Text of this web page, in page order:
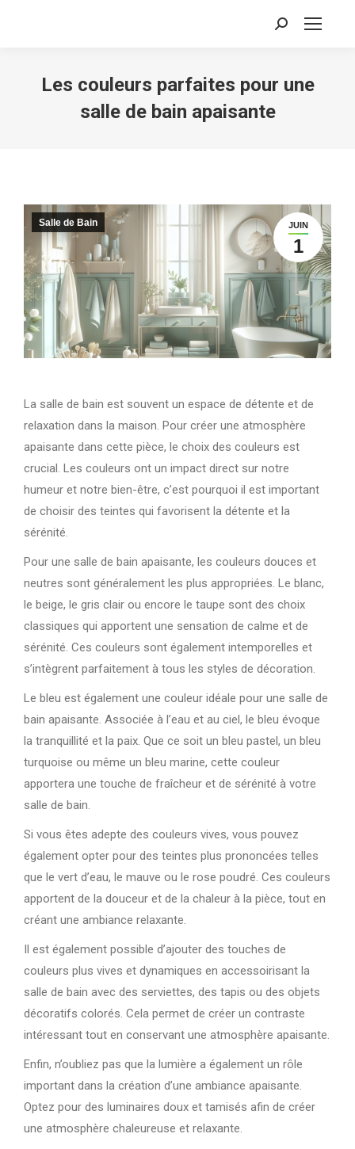
Recherche
Les couleurs parfaites pour une
salle de bain apaisante
JUIN
1
Salle de Bain
La salle de bain est souvent un espace de détente et de
relaxation dans la maison. Pour créer une atmosphère
apaisante dans cette pièce, le choix des couleurs est
crucial. Les couleurs ont un impact direct sur notre
humeur et notre bien-être, c’est pourquoi il est important
de choisir des teintes qui favorisent la détente et la
sérénité.
Pour une salle de bain apaisante, les couleurs douces et
neutres sont généralement les plus appropriées. Le blanc,
le beige, le gris clair ou encore le taupe sont des choix
classiques qui apportent une sensation de calme et de
sérénité. Ces couleurs sont également intemporelles et
s’intègrent parfaitement à tous les styles de décoration.
Le bleu est également une couleur idéale pour une salle de
bain apaisante. Associée à l’eau et au ciel, le bleu évoque
la tranquillité et la paix. Que ce soit un bleu pastel, un bleu
turquoise ou même un bleu marine, cette couleur
apportera une touche de fraîcheur et de sérénité à votre
salle de bain.
Si vous êtes adepte des couleurs vives, vous pouvez
également opter pour des teintes plus prononcées telles
que le vert d’eau, le mauve ou le rose poudré. Ces couleurs
apportent de la douceur et de la chaleur à la pièce, tout en
créant une ambiance relaxante.
Il est également possible d’ajouter des touches de
couleurs plus vives et dynamiques en accessoirisant la
salle de bain avec des serviettes, des tapis ou des objets
décoratifs colorés. Cela permet de créer un contraste
intéressant tout en conservant une atmosphère apaisante.
Enfin, n’oubliez pas que la lumière a également un rôle
important dans la création d’une ambiance apaisante.
Optez pour des luminaires doux et tamisés afin de créer
une atmosphère chaleureuse et relaxante.